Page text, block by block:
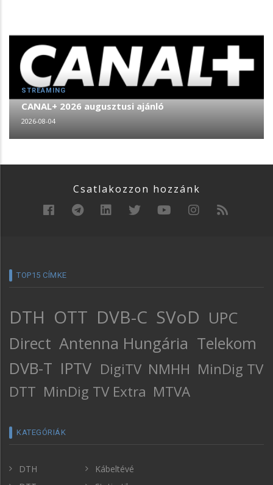
STREAMING
CANAL+ 2026 augusztusi ajánló
2026-08-04
Csatlakozzon hozzánk
TOP15 CÍMKE
DTH OTT DVB-C SVoD UPC
Direct Antenna Hungária Telekom
DVB-T IPTV DigiTV NMHH MinDig TV
DTT MinDig TV Extra MTVA
KATEGÓRIÁK
DTH
Kábeltévé